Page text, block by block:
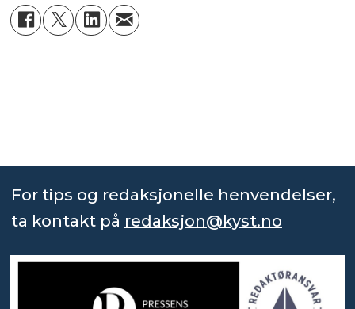
For tips og redaksjonelle henvendelser,
ta kontakt på redaksjon@kyst.no